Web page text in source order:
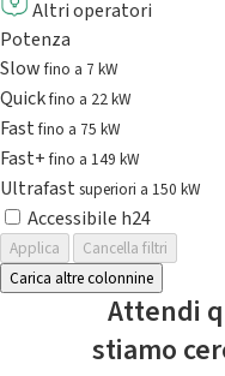
Altri operatori
Potenza
Slowfino a 7 kW
Quickfino a 22 kW
Fastfino a 75 kW
Fast+fino a 149 kW
Ultrafast superiori a 150 kW
Accessibile h24
Applica
Cancella filtri
Carica altre colonnine
Attendi
stiamo